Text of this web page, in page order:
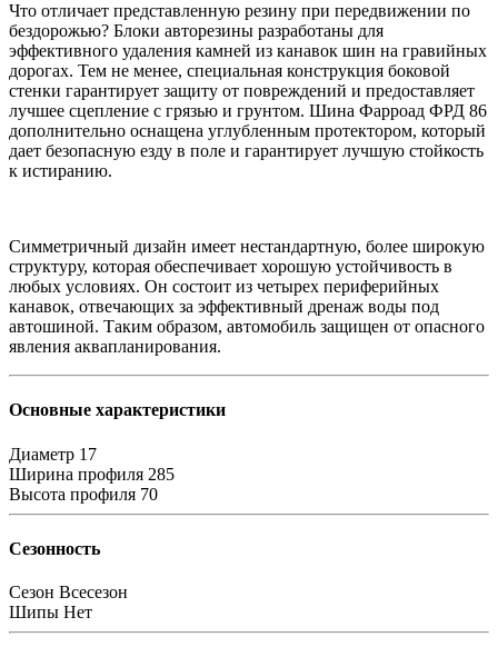
Что отличает представленную резину при передвижении по
бездорожью? Блоки авторезины разработаны для
эффективного удаления камней из канавок шин на гравийных
дорогах. Тем не менее, специальная конструкция боковой
стенки гарантирует защиту от повреждений и предоставляет
лучшее сцепление с грязью и грунтом. Шина Фарроад ФРД 86
дополнительно оснащена углубленным протектором, который
дает безопасную езду в поле и гарантирует лучшую стойкость
к истиранию.
Симметричный дизайн имеет нестандартную, более широкую
структуру, которая обеспечивает хорошую устойчивость в
любых условиях. Он состоит из четырех периферийных
канавок, отвечающих за эффективный дренаж воды под
автошиной. Таким образом, автомобиль защищен от опасного
явления аквапланирования.
Основные характеристики
Диаметр 17
Ширина профиля 285
Высота профиля 70
Сезонность
Сезон Всесезон
Шипы Нет